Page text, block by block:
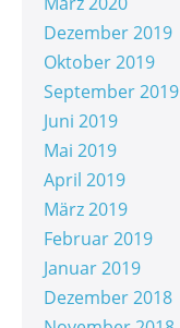
Dezember 2019
Oktober 2019
September 2019
Juni 2019
Mai 2019
April 2019
März 2019
Februar 2019
Januar 2019
Dezember 2018